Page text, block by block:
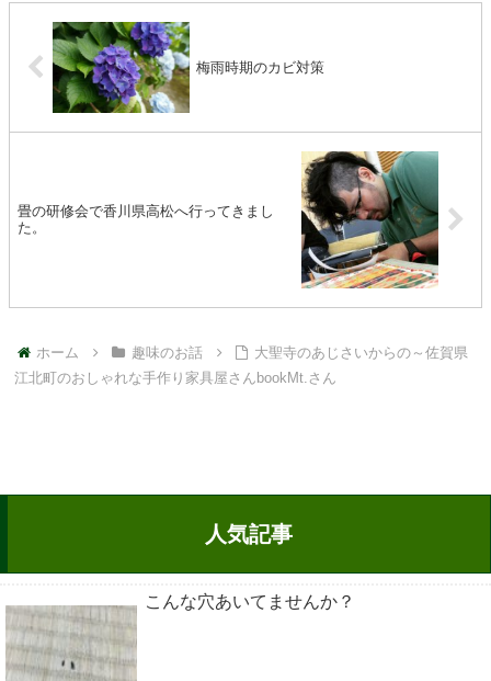
梅雨時期のカビ対策
畳の研修会で香川県高松へ行ってきまし
た。
ホーム 趣味のお話
大聖寺のあじさいからの～佐賀県
江北町のおしゃれな手作り家具屋さんbookMt.さん
人気記事
こんな穴あいてませんか？